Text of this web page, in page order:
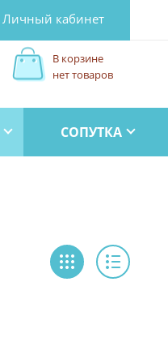
Личный кабинет
В корзине
нет товаров
СОПУТКА